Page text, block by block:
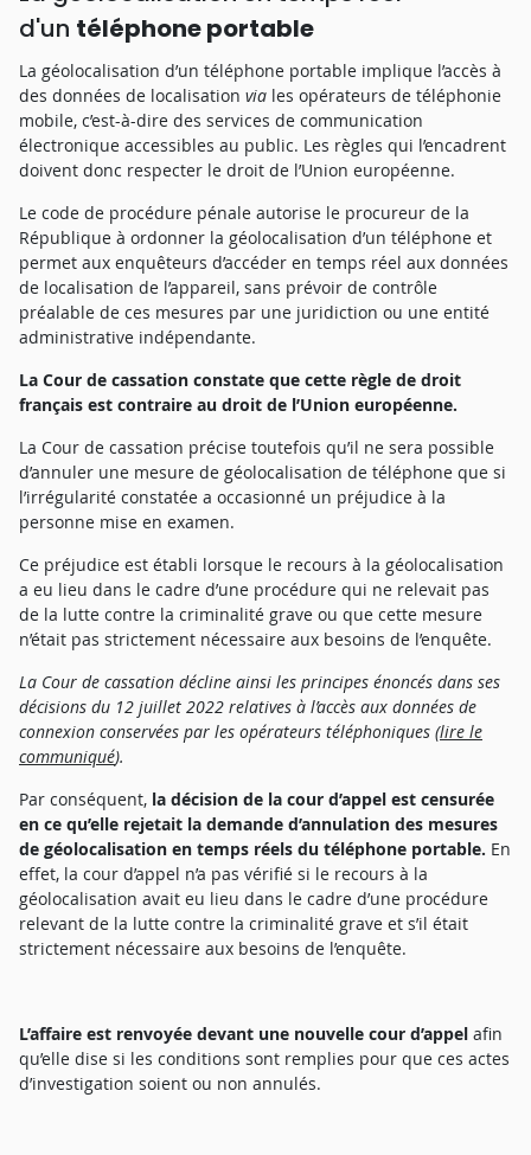
d'un téléphone portable
La géolocalisation d’un téléphone portable implique l’accès à
des données de localisation via les opérateurs de téléphonie
mobile, c’est-à-dire des services de communication
électronique accessibles au public. Les règles qui l’encadrent
doivent donc respecter le droit de l’Union européenne.
Le code de procédure pénale autorise le procureur de la
République à ordonner la géolocalisation d’un téléphone et
permet aux enquêteurs d’accéder en temps réel aux données
de localisation de l’appareil, sans prévoir de contrôle
préalable de ces mesures par une juridiction ou une entité
administrative indépendante.
La Cour de cassation constate que cette règle de droit
français est contraire au droit de l’Union européenne.
La Cour de cassation précise toutefois qu’il ne sera possible
d’annuler une mesure de géolocalisation de téléphone que si
l’irrégularité constatée a occasionné un préjudice à la
personne mise en examen.
Ce préjudice est établi lorsque le recours à la géolocalisation
a eu lieu dans le cadre d’une procédure qui ne relevait pas
de la lutte contre la criminalité grave ou que cette mesure
n’était pas strictement nécessaire aux besoins de l’enquête.
La Cour de cassation décline ainsi les principes énoncés dans ses
décisions du 12 juillet 2022 relatives à l’accès aux données de
connexion conservées par les opérateurs téléphoniques (lire le
communiqué).
Par conséquent, la décision de la cour d’appel est censurée
en ce qu’elle rejetait la demande d’annulation des mesures
de géolocalisation en temps réels du téléphone portable. En
effet, la cour d’appel n’a pas vérifié si le recours à la
géolocalisation avait eu lieu dans le cadre d’une procédure
relevant de la lutte contre la criminalité grave et s’il était
strictement nécessaire aux besoins de l’enquête.
L’affaire est renvoyée devant une nouvelle cour d’appel afin
qu’elle dise si les conditions sont remplies pour que ces actes
d’investigation soient ou non annulés.